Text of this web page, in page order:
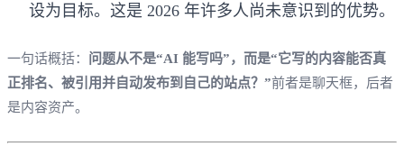
设为目标。这是 2026 年许多人尚未意识到的优势。
一句话概括： 问题从不是“AI 能写吗”，而是“它写的内容能否真
正排名、被引用并自动发布到自己的站点？”前者是聊天框，后者
是内容资产。